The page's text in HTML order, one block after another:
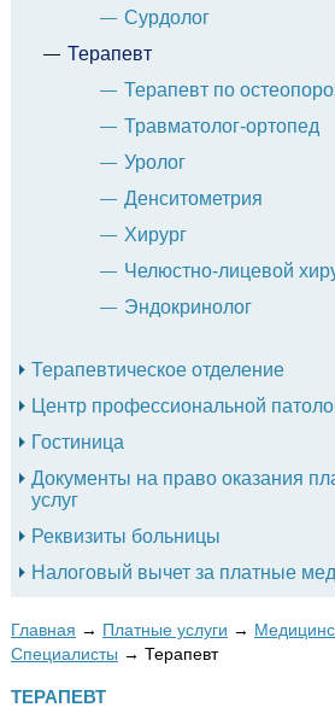
Сурдолог
Терапевт
Терапевт по
Травматолог-ортопед
Уролог
Денситометрия
Хирург
Челюстно-лицевой
Эндокринолог
Терапевтическое отделение
Центр профессиональной
Гостиница
Документы на право оказания
услуг
Реквизиты больницы
Налоговый вычет за платные
Главная → Платные услуги →
Специалисты → Терапевт
ТЕРАПЕВТ